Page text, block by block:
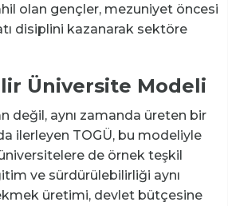
olan gençler, mezuniyet öncesi
disiplini kazanarak sektöre
Üniversite Modeli
değil, aynı zamanda üreten bir
ilerleyen TOGÜ, bu modeliyle
de örnek teşkil
ve sürdürülebilirliği aynı
üretimi, devlet bütçesine